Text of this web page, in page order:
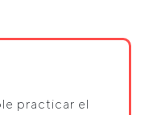
practicar el